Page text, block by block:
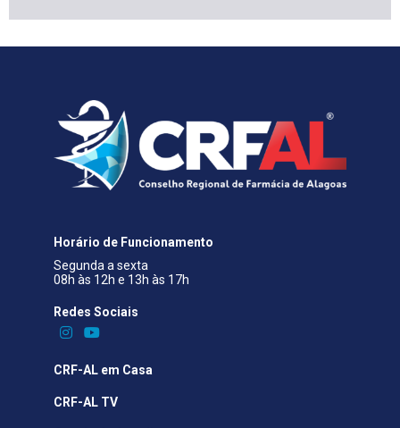
Horário de Funcionamento
Segunda a sexta
08h às 12h e 13h às 17h
Redes Sociais​
CRF-AL em Casa
CRF-AL TV